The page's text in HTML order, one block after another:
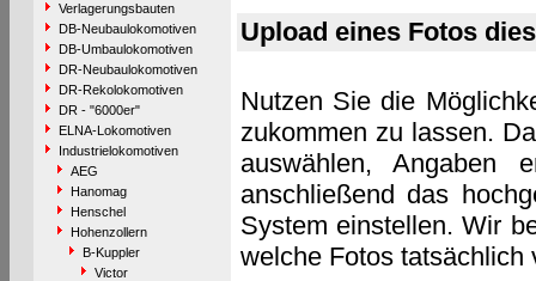
Verlagerungsbauten
DB-Neubaulokomotiven
DB-Umbaulokomotiven
DR-Neubaulokomotiven
DR-Rekolokomotiven
DR - "6000er"
ELNA-Lokomotiven
Industrielokomotiven
AEG
Hanomag
Henschel
Hohenzollern
B-Kuppler
Victor
Upload eines Fotos
Nutzen Sie die
zukommen zu lassen.
auswählen, Angaben
anschließend das
System einstellen. Wir
welche Fotos tatsächlich